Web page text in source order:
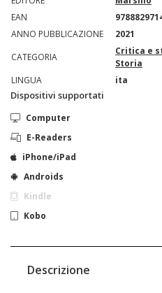
EAN
ANNO PUBBLICAZIONE
2021
CATEGORIA
Critica e
Storia
LINGUA
ita
Dispositivi supportati
Computer
E-Readers
iPhone/iPad
Androids
Kindle
Kobo
Descrizione